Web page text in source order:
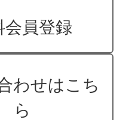
会員登録
わせはこち
ら